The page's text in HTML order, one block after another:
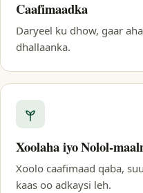
Caafimaadka
Daryeel ku dhow, gaar
dhallaanka.
Xoolaha iyo Nolol-
Xoolo caafimaad qaba,
kaas oo adkaysi leh.